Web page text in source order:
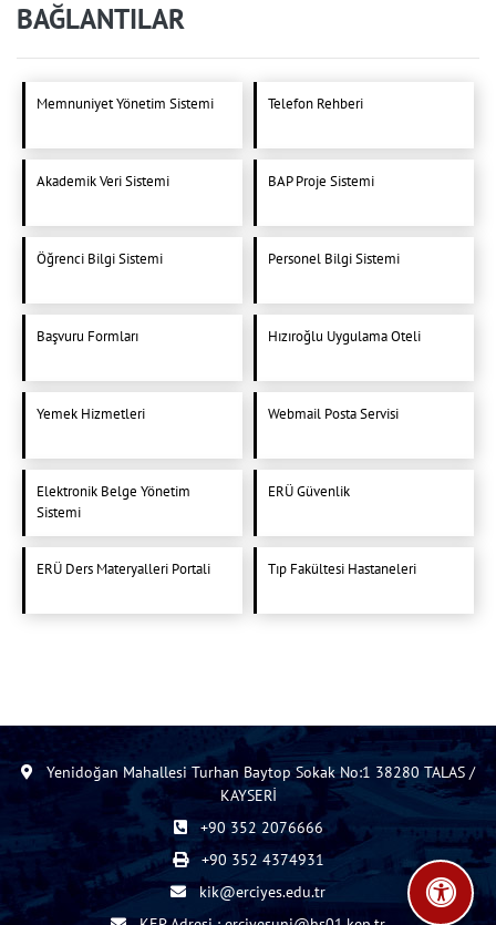
BAĞLANTILAR
Memnuniyet Yönetim Sistemi Telefon Rehberi
Akademik Veri Sistemi BAP Proje Sistemi
Öğrenci Bilgi Sistemi Personel Bilgi Sistemi
Başvuru Formları Hızıroğlu Uygulama Oteli
Yemek Hizmetleri Webmail Posta Servisi
Elektronik Belge Yönetim
Sistemi
ERÜ Güvenlik
ERÜ Ders Materyalleri Portali Tıp Fakültesi Hastaneleri
Yenidoğan Mahallesi Turhan Baytop Sokak No:1 38280 TALAS /
KAYSERİ
+90 352 2076666
+90 352 4374931
kik@erciyes.edu.tr